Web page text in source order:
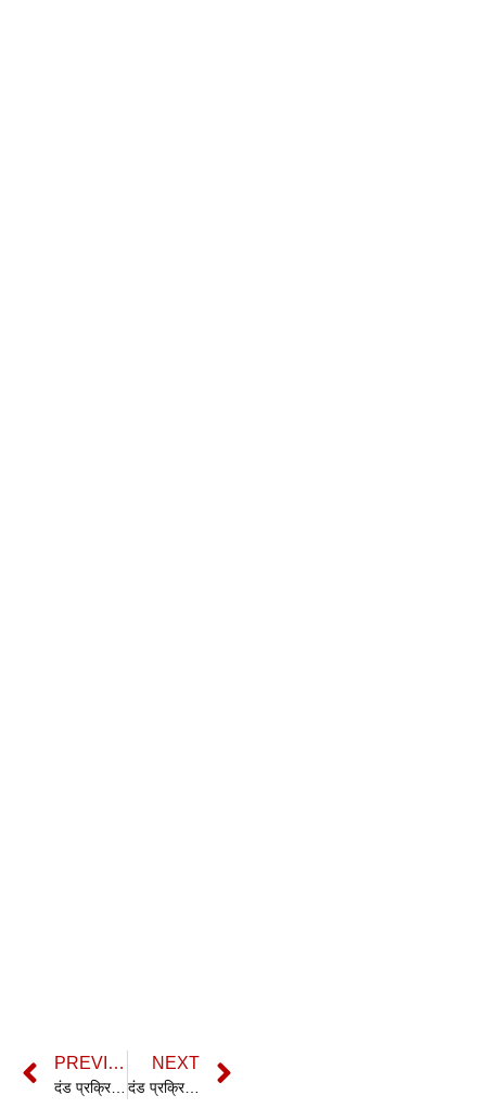
PREVIOUS
दंड प्रक्रिया संहिता की धारा 295 | सीआरपीसी की धारा 295 | Section 295 CrPC in hindi
NEXT
दंड प्रक्रिया संहिता की धारा 297 | सीआरपीसी की धारा 297 | Section 297 CrPC in hindi